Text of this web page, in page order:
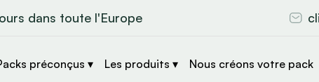
dans toute l'Europe
préconçus ▾ Les produits ▾ Nous créons votre pack